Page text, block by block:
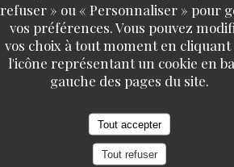
refuser » ou « Personnaliser » pour
vos préférences. Vous pouvez
vos choix à tout moment en
l'icône représentant un cookie en
gauche des pages du site.
Tout accepter
Tout refuser